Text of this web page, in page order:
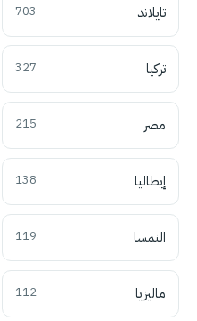
تايلاند 703
تركيا 327
مصر 215
إيطاليا 138
النمسا 119
ماليزيا 112